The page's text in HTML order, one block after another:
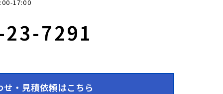
17:00
7291
せ・見積依頼はこちら